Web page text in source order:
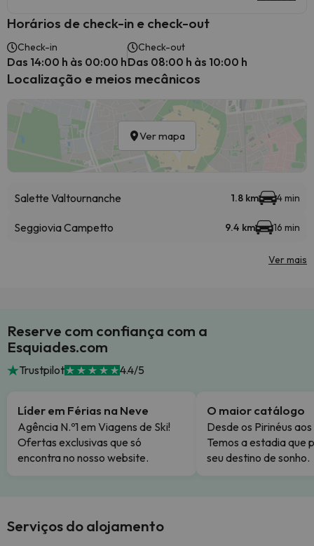
Horários de check-in e check-out
Check-in
Das 14:00 h às 00:00 h
Check-out
Das 08:00 h às 10:00 h
Localização e meios mecânicos
Ver mapa
Salette Valtournanche 1.8 km 4 min
Seggiovia Campetto 9.4 km 16 min
Ver mais
Reserve com confiança com a
Esquiades.com
Trustpilot 4.4/5
Líder em Férias na Neve
Agência N.º1 em Viagens de Ski!
Ofertas exclusivas que só
encontra no nosso website.
O maior catálogo
Desde os Pirinéus
Temos a estadia que
seu destino de sonho.
Serviços do alojamento